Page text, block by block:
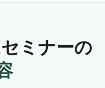
ミナーの